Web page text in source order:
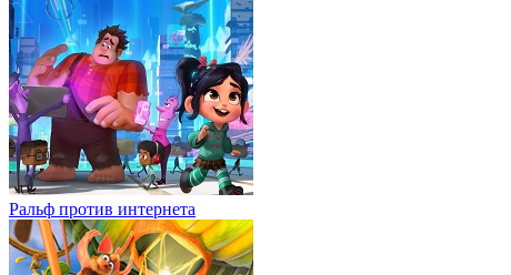
Ральф против интернета